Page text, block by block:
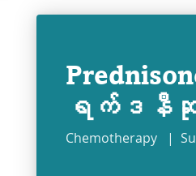
ရက်ဒနီဆု
Chemotherapy